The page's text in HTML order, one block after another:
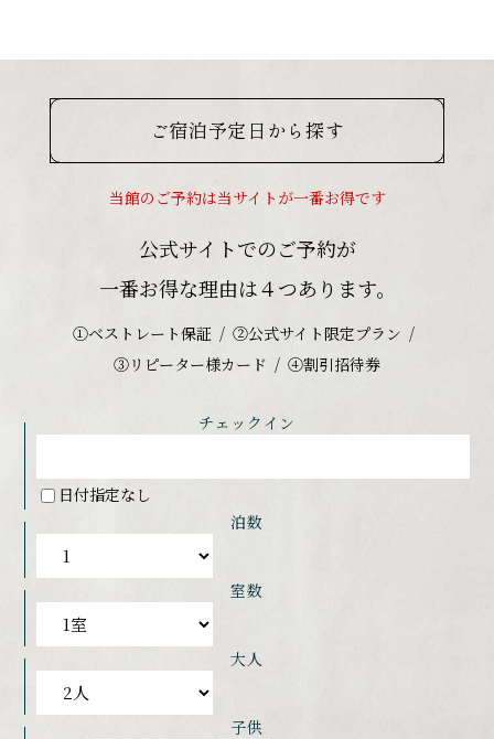
ご宿泊予定日から探す
当館のご予約は当サイトが一番お得です
公式サイトでのご予約が
一番お得な理由は４つあります。
①ベストレート保証
②公式サイト限定プラン
③リピーター様カード
④割引招待券
チェックイン
日付指定なし
泊数
室数
大人
子供